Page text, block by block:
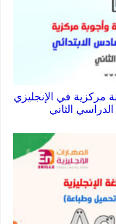
مركزية في الإنجليزي
الثاني